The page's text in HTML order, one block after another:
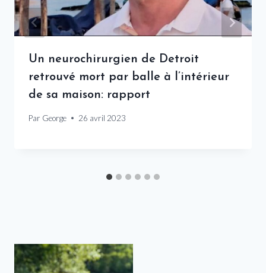
Un neurochirurgien de Detroit
retrouvé mort par balle à l’intérieur
de sa maison: rapport
Par George 26 avril 2023